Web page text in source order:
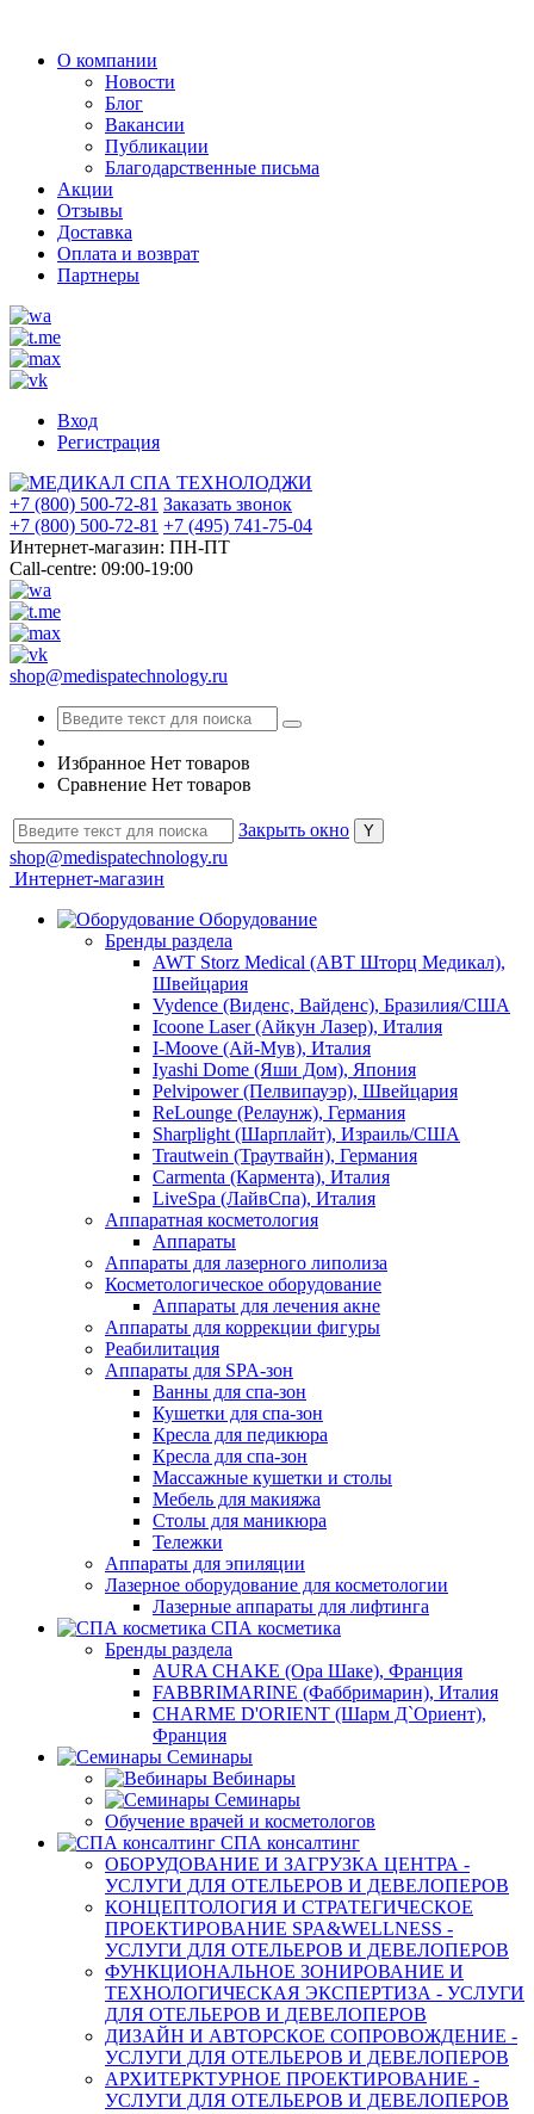
О компании
Новости
Блог
Вакансии
Публикации
Благодарственные письма
Акции
Отзывы
Доставка
Оплата и возврат
Партнеры
Вход
Регистрация
+7 (800) 500-72-81 Заказать звонок
+7 (800) 500-72-81 +7 (495) 741-75-04
Интернет-магазин: ПН-ПТ
Call-centre: 09:00-19:00
shop@medispatechnology.ru
Избранное Нет товаров
Сравнение Нет товаров
Закрыть окно
shop@medispatechnology.ru
Интернет-магазин
Оборудование
Бренды раздела
AWT Storz Medical (АВТ Шторц Медикал),
Швейцария
Vydence (Виденс, Вайденс), Бразилия/США
Icoone Laser (Айкун Лазер), Италия
I-Moove (Ай-Мув), Италия
Iyashi Dome (Яши Дом), Япония
Pelvipower (Пелвипауэр), Швейцария
ReLounge (Релаунж), Германия
Sharplight (Шарплайт), Израиль/США
Trautwein (Траутвайн), Германия
Carmenta (Кармента), Италия
LiveSpa (ЛайвСпа), Италия
Аппаратная косметология
Аппараты
Аппараты для лазерного липолиза
Косметологическое оборудование
Аппараты для лечения акне
Аппараты для коррекции фигуры
Реабилитация
Аппараты для SPA-зон
Ванны для спа-зон
Кушетки для спа-зон
Кресла для педикюра
Кресла для спа-зон
Массажные кушетки и столы
Мебель для макияжа
Столы для маникюра
Тележки
Аппараты для эпиляции
Лазерное оборудование для косметологии
Лазерные аппараты для лифтинга
СПА косметика
Бренды раздела
AURA CHAKE (Ора Шаке), Франция
FABBRIMARINE (Фаббримарин), Италия
CHARME D'ORIENT (Шарм Д`Ориент),
Франция
Семинары
Вебинары
Семинары
Обучение врачей и косметологов
СПА консалтинг
ОБОРУДОВАНИЕ И ЗАГРУЗКА ЦЕНТРА -
УСЛУГИ ДЛЯ ОТЕЛЬЕРОВ И ДЕВЕЛОПЕРОВ
КОНЦЕПТОЛОГИЯ И СТРАТЕГИЧЕСКОЕ
ПРОЕКТИРОВАНИЕ SPA&WELLNESS -
УСЛУГИ ДЛЯ ОТЕЛЬЕРОВ И ДЕВЕЛОПЕРОВ
ФУНКЦИОНАЛЬНОЕ ЗОНИРОВАНИЕ И
ТЕХНОЛОГИЧЕСКАЯ ЭКСПЕРТИЗА - УСЛУГИ
ДЛЯ ОТЕЛЬЕРОВ И ДЕВЕЛОПЕРОВ
ДИЗАЙН И АВТОРСКОЕ СОПРОВОЖДЕНИЕ -
УСЛУГИ ДЛЯ ОТЕЛЬЕРОВ И ДЕВЕЛОПЕРОВ
АРХИТЕРКТУРНОЕ ПРОЕКТИРОВАНИЕ -
УСЛУГИ ДЛЯ ОТЕЛЬЕРОВ И ДЕВЕЛОПЕРОВ